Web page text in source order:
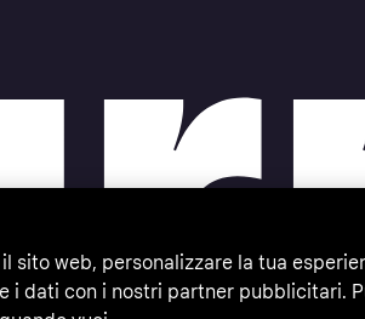
sito web, personalizzare la tua
i dati con i nostri partner pubblicitari.